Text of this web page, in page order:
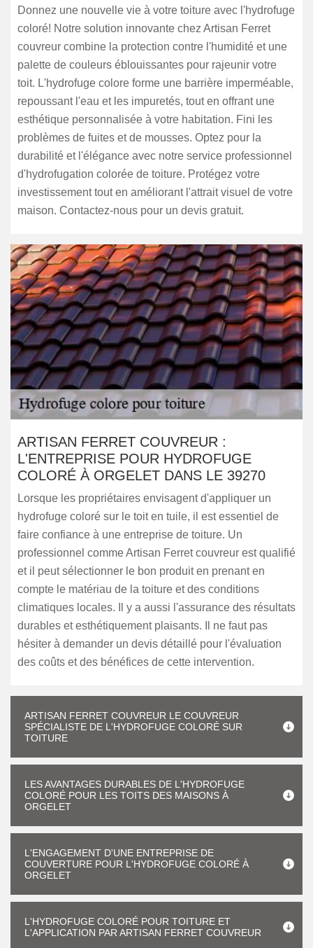
Donnez une nouvelle vie à votre toiture avec l'hydrofuge
coloré! Notre solution innovante chez Artisan Ferret
couvreur combine la protection contre l'humidité et une
palette de couleurs éblouissantes pour rajeunir votre
toit. L'hydrofuge colore forme une barrière imperméable,
repoussant l'eau et les impuretés, tout en offrant une
esthétique personnalisée à votre habitation. Fini les
problèmes de fuites et de mousses. Optez pour la
durabilité et l'élégance avec notre service professionnel
d'hydrofugation colorée de toiture. Protégez votre
investissement tout en améliorant l'attrait visuel de votre
maison. Contactez-nous pour un devis gratuit.
ARTISAN FERRET COUVREUR :
L'ENTREPRISE POUR HYDROFUGE
COLORÉ À ORGELET DANS LE 39270
Lorsque les propriétaires envisagent d'appliquer un
hydrofuge coloré sur le toit en tuile, il est essentiel de
faire confiance à une entreprise de toiture. Un
professionnel comme Artisan Ferret couvreur est qualifié
et il peut sélectionner le bon produit en prenant en
compte le matériau de la toiture et des conditions
climatiques locales. Il y a aussi l'assurance des résultats
durables et esthétiquement plaisants. Il ne faut pas
hésiter à demander un devis détaillé pour l'évaluation
des coûts et des bénéfices de cette intervention.
ARTISAN FERRET COUVREUR LE COUVREUR
SPÉCIALISTE DE L'HYDROFUGE COLORÉ SUR
TOITURE
LES AVANTAGES DURABLES DE L'HYDROFUGE
COLORÉ POUR LES TOITS DES MAISONS À
ORGELET
L'ENGAGEMENT D'UNE ENTREPRISE DE
COUVERTURE POUR L'HYDROFUGE COLORÉ À
ORGELET
L'HYDROFUGE COLORÉ POUR TOITURE ET
L'APPLICATION PAR ARTISAN FERRET COUVREUR